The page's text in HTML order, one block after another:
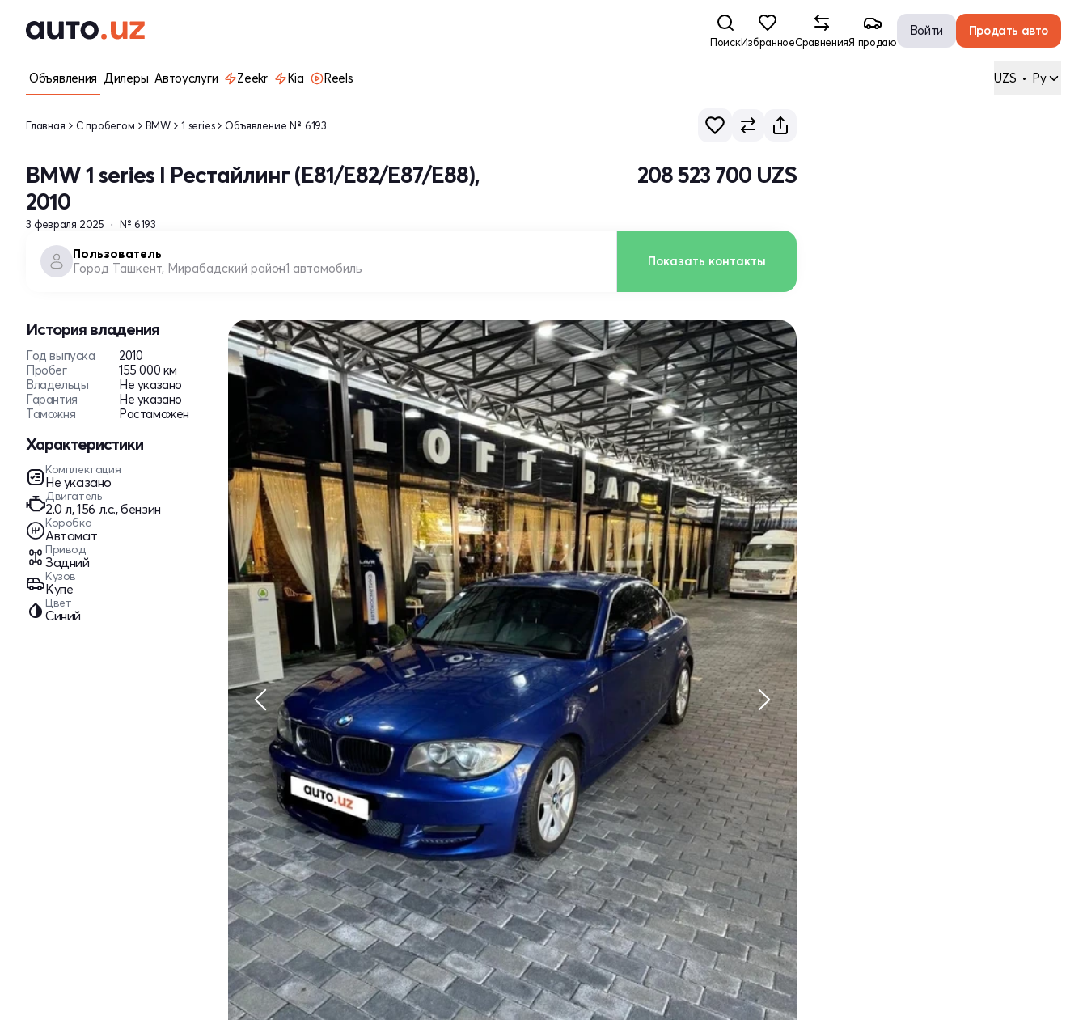
ПоискИзбранноеСравненияЯ продаю
Войти Продать авто
Объявления Дилеры Автоуслуги Zeekr Kia Reels UZS • Ру
Главная С пробегом BMW 1 series Объявление № 6193
BMW 1 series I Рестайлинг (E81/E82/E87/E88),
2010
3 февраля 2025 № 6193
208 523 700 UZS
Пользователь
Город Ташкент, Мирабадский район1 автомобиль Показать контакты
История владения
Год выпуска
2010
Пробег
155 000 км
Владельцы
Не указано
Гарантия
Не указано
Таможня
Растаможен
Характеристики
Комплектация
Не указано
Двигатель
2.0 л, 156 л.с., бензин
Коробка
Автомат
Привод
Задний
Кузов
Купе
Цвет
Синий